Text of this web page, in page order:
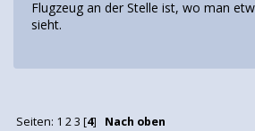
Flugzeug an der Stelle ist, wo man
sieht.
Seiten: 1 2 3 [4] Nach oben